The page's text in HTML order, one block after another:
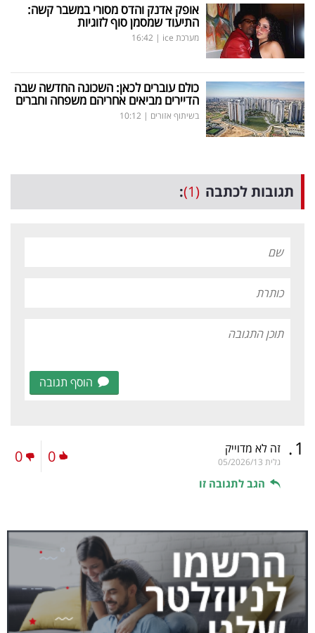
אופק אדנק והדס מסורי במשבר קשה:
התיעוד שמסמן סוף לזוגיות
מערכת ice |
16:42
כולם עוברים לכאן: השכונה החדשה שבה
הדיירים מביאים אחריהם משפחה וחברים
בשיתוף אזורים |
10:12
תגובות לכתבה (1)
:
הוסף תגובה
1
. זה לא מדוייק
גלית 05/2026/13
הגב לתגובה זו
0
0